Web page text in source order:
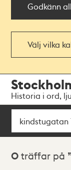
Godkänn
Välj vilka
navigationen
huvudinnehållet
Historia i ord,
Sök
Sökresultat
0 träffar på